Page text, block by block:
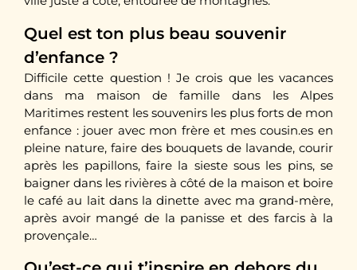
Quel est ton plus beau souvenir
d’enfance ?
Difficile cette question ! Je crois que les vacances
dans ma maison de famille dans les Alpes
Maritimes restent les souvenirs les plus forts de mon
enfance : jouer avec mon frère et mes cousin.es en
pleine nature, faire des bouquets de lavande, courir
après les papillons, faire la sieste sous les pins, se
baigner dans les rivières à côté de la maison et boire
le café au lait dans la dinette avec ma grand-mère,
après avoir mangé de la panisse et des farcis à la
provençale…